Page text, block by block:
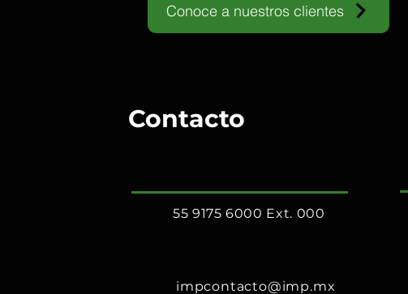
Conoce a nuestros clientes
Contacto
55 9175 6000 Ext. 000
impcontacto@imp.mx